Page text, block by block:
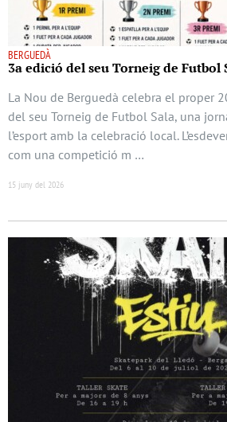
BERGUEDÀ
3a edició del seu Torneig de Futbol
La Nou de Berguedà celebra el proper
del seu Torneig de Futbol Sala, una
l’esport amb la celebració local.
com una competició m …
15 juny del 2026